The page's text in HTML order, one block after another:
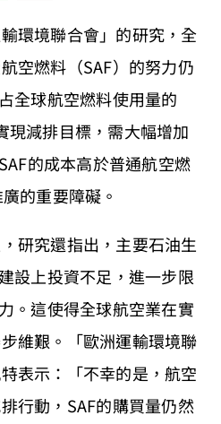
環境聯合會」的研究，全
空燃料（SAF）的努力仍
全球航空燃料使用量的
現減排目標，需大幅增加
的成本高於普通航空燃
的重要障礙。
研究還指出，主要石油生
設上投資不足，進一步限
。這使得全球航空業在實
維艱。「歐洲運輸環境聯
表示：「不幸的是，航空
行動，SAF的購買量仍然